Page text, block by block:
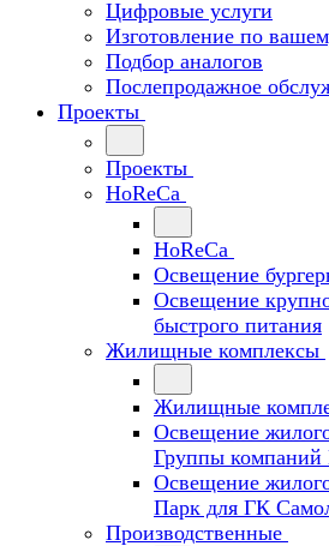
Цифровые услуги
Изготовление по
Подбор аналогов
Послепродажное
Проекты
Проекты
HoReCa
HoReCa
Освещение
Освещение
быстрого питания
Жилищные комплексы
Жилищные
Освещение
Группы
Освещение
Парк для ГК
Производственные